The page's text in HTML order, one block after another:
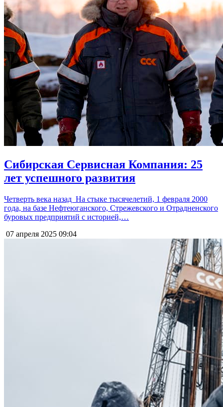
Сибирская Сервисная Компания: 25
лет успешного развития
Четверть века назад На стыке тысячелетий, 1 февраля 2000
года, на базе Нефтеюганского, Стрежевского и Отрадненского
буровых предприятий с историей,…
07 апреля 2025 09:04